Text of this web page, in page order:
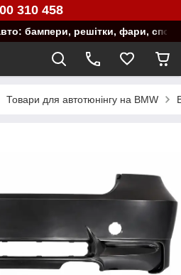
310 458
бампери, решітки, фари,
Товари для автотюнінгу на BMW